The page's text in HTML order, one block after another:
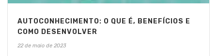
AUTOCONHECIMENTO: O QUE É, BENEFÍCIOS E
COMO DESENVOLVER
22 de maio de 2023